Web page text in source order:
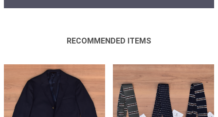
RECOMMENDED ITEMS